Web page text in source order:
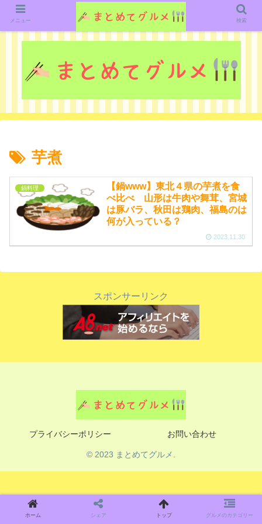
グルメ関連のいろいろなニューススレッドを紹介していきます。（鋭意作成中で
す）
芋煮
鍋料理
【鍋www】東北４県の芋煮を食
べ比べ 山形は牛肉や舞茸、宮城
は豚バラ、秋田は鶏肉、福島のは
何が入っている？
2023.11.30
スポンサーリンク
プライバシーポリシー お問い合わせ
© 2023 まとめてグルメ.
メニュー 検索
ホーム シェア トップ グルメのカテゴリー